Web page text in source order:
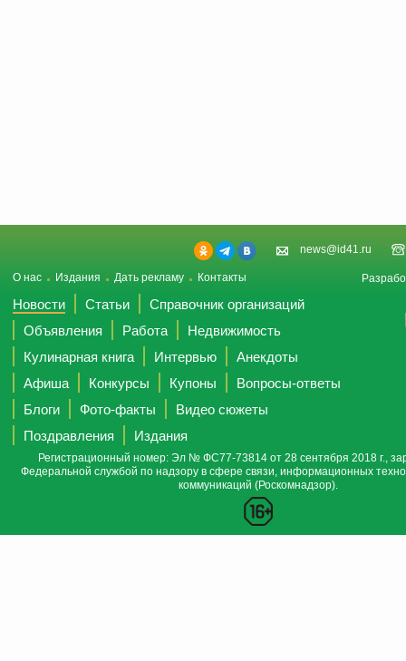
news@id41.ru
О нас Издания Дать рекламу Контакты
Новости Статьи
Справочник организаций
Объявления
Работа
Недвижимость
Кулинарная книга
Интервью
Анекдоты
Афиша
Конкурсы Купоны
Вопросы-ответы
Блоги
Фото-факты
Видео сюжеты
Поздравления
Издания
Регистрационный номер: Эл № ФС77-73814 от 28 сентября 2018 г.,
Федеральной службой по надзору в сфере связи, информационных
коммуникаций (Роскомнадзор).